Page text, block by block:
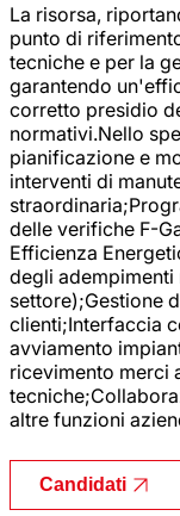
La risorsa,
punto di
tecniche e per la
garantendo
corretto presidio
normativi.Nello
pianificazione e
interventi di
delle verifiche F-
Efficienza
degli adempimenti
settore);Gestione
clienti;Interfaccia
avviamento
ricevimento merci
altre funzioni
Candidati